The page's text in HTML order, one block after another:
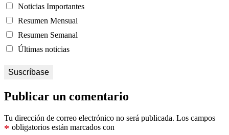
Noticias Importantes
Resumen Mensual
Resumen Semanal
Últimas noticias
Publicar un comentario
Tu dirección de correo electrónico no será publicada. Los campos
obligatorios están marcados con
*